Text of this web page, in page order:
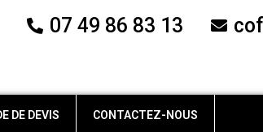
07 49 86 83 13
DE DEVIS CONTACTEZ-NOUS